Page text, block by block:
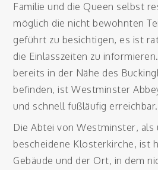
Familie und die Queen selbst
möglich die nicht bewohnten
geführt zu besichtigen, es ist
die Einlasszeiten zu
bereits in der Nähe des
befinden, ist Westminster
und schnell fußläufig erreichbar.
Die Abtei von Westminster, als
bescheidene Klosterkirche, ist
Gebäude und der Ort, in dem